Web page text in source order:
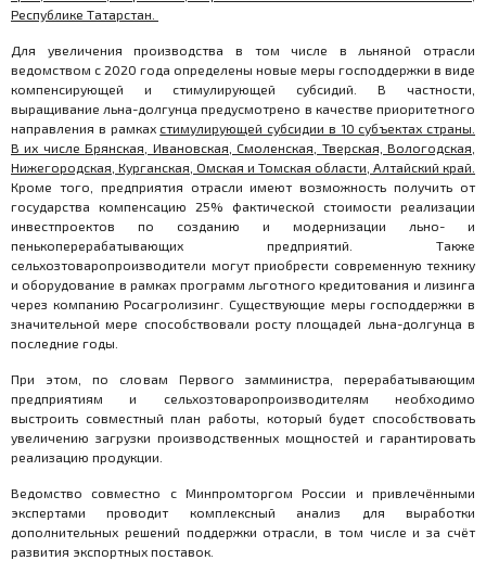
Республике Татарстан.
Для увеличения производства в том числе в льняной отрасли
ведомством с 2020 года определены новые меры господдержки в виде
компенсирующей и стимулирующей субсидий. В частности,
выращивание льна-долгунца предусмотрено в качестве приоритетного
направления в рамках стимулирующей субсидии в 10 субъектах страны.
В их числе Брянская, Ивановская, Смоленская, Тверская, Вологодская,
Нижегородская, Курганская, Омская и Томская области, Алтайский край.
Кроме того, предприятия отрасли имеют возможность получить от
государства компенсацию 25% фактической стоимости реализации
инвестпроектов по созданию и модернизации льно- и
пенькоперерабатывающих предприятий. Также
сельхозтоваропроизводители могут приобрести современную технику
и оборудование в рамках программ льготного кредитования и лизинга
через компанию Росагролизинг. Существующие меры господдержки в
значительной мере способствовали росту площадей льна-долгунца в
последние годы.
При этом, по словам Первого замминистра, перерабатывающим
предприятиям и сельхозтоваропроизводителям необходимо
выстроить совместный план работы, который будет способствовать
увеличению загрузки производственных мощностей и гарантировать
реализацию продукции.
Ведомство совместно с Минпромторгом России и привлечёнными
экспертами проводит комплексный анализ для выработки
дополнительных решений поддержки отрасли, в том числе и за счёт
развития экспортных поставок.